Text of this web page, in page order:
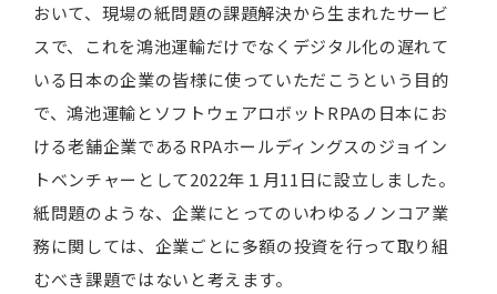
おいて、現場の紙問題の課題解決から生まれたサービ
スで、これを鴻池運輸だけでなくデジタル化の遅れて
いる日本の企業の皆様に使っていただこうという目的
で、鴻池運輸とソフトウェアロボットRPAの日本にお
ける老舗企業であるRPAホールディングスのジョイン
トベンチャーとして2022年１月11日に設立しました。
紙問題のような、企業にとってのいわゆるノンコア業
務に関しては、企業ごとに多額の投資を行って取り組
むべき課題ではないと考えます。